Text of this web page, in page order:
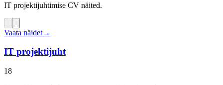
IT projektijuhtimise CV näited.
Vaata näidet→
IT projektijuht
18